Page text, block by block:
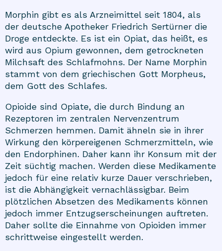
Morphin gibt es als Arzneimittel seit 1804, als
der deutsche Apotheker Friedrich Sertürner die
Droge entdeckte. Es ist ein Opiat, das heißt, es
wird aus Opium gewonnen, dem getrockneten
Milchsaft des Schlafmohns. Der Name Morphin
stammt von dem griechischen Gott Morpheus,
dem Gott des Schlafes.
Opioide sind Opiate, die durch Bindung an
Rezeptoren im zentralen Nervenzentrum
Schmerzen hemmen. Damit ähneln sie in ihrer
Wirkung den körpereigenen Schmerzmitteln, wie
den Endorphinen. Daher kann ihr Konsum mit der
Zeit süchtig machen. Werden diese Medikamente
jedoch für eine relativ kurze Dauer verschrieben,
ist die Abhängigkeit vernachlässigbar. Beim
plötzlichen Absetzen des Medikaments können
jedoch immer Entzugserscheinungen auftreten.
Daher sollte die Einnahme von Opioiden immer
schrittweise eingestellt werden.